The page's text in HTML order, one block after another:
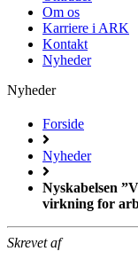
Om os
Karriere i ARK
Kontakt
Nyheder
Nyheder
Forside
Nyheder
Nyskabelsen
virkning for
Skrevet af